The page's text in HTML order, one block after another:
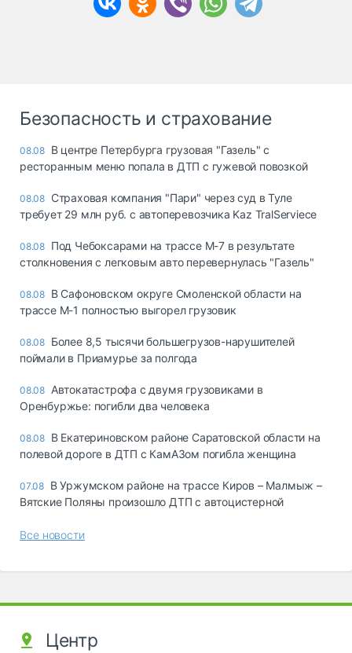
Безопасность и страхование
08.08 В центре Петербурга грузовая "Газель" с
ресторанным меню попала в ДТП с гужевой повозкой
08.08 Страховая компания "Пари" через суд в Туле
требует 29 млн руб. с автоперевозчика Kaz TralServiece
08.08 Под Чебоксарами на трассе М-7 в результате
столкновения с легковым авто перевернулась "Газель"
08.08 В Сафоновском округе Смоленской области на
трассе М-1 полностью выгорел грузовик
08.08 Более 8,5 тысячи большегрузов-нарушителей
поймали в Приамурье за полгода
08.08 Автокатастрофа с двумя грузовиками в
Оренбуржье: погибли два человека
08.08 В Екатериновском районе Саратовской области на
полевой дороге в ДТП с КамАЗом погибла женщина
07.08 В Уржумском районе на трассе Киров – Малмыж –
Вятские Поляны произошло ДТП с автоцистерной
Все новости
Центр